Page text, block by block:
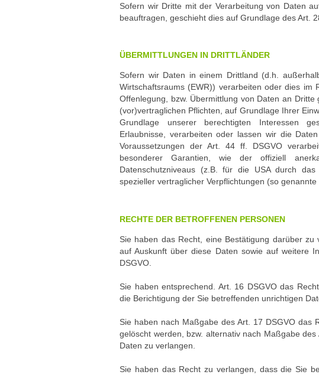
Sofern wir Dritte mit der Verarbeitung von Daten
beauftragen, geschieht dies auf Grundlage des Art.
ÜBERMITTLUNGEN IN DRITTLÄNDER
Sofern wir Daten in einem Drittland (d.h.
Wirtschaftsraums (EWR)) verarbeiten oder dies
Offenlegung, bzw. Übermittlung von Daten an
(vor)vertraglichen Pflichten, auf Grundlage Ihrer
Grundlage unserer berechtigten Interessen
Erlaubnisse, verarbeiten oder lassen wir die
Voraussetzungen der Art. 44 ff. DSGVO
besonderer Garantien, wie der offiziell
Datenschutzniveaus (z.B. für die USA durch
spezieller vertraglicher Verpflichtungen (so genannte
RECHTE DER BETROFFENEN PERSONEN
Sie haben das Recht, eine Bestätigung darüber
auf Auskunft über diese Daten sowie auf weitere
DSGVO.
Sie haben entsprechend. Art. 16 DSGVO das
die Berichtigung der Sie betreffenden unrichtigen
Sie haben nach Maßgabe des Art. 17 DSGVO das
gelöscht werden, bzw. alternativ nach Maßgabe
Daten zu verlangen.
Sie haben das Recht zu verlangen, dass die Sie